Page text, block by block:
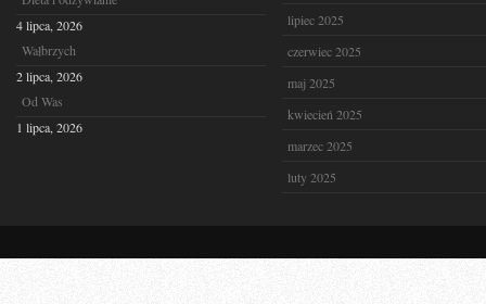
4 lipca, 2026
Wałbrzych
2 lipca, 2026
Od Was
1 lipca, 2026
lipiec 2025
czerwiec 2025
maj 2025
kwiecień 2025
marzec 2025
luty 2025